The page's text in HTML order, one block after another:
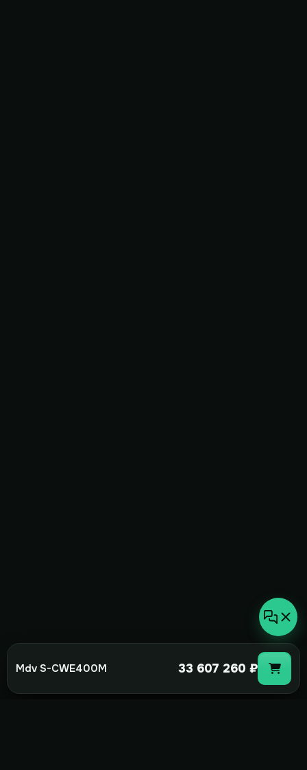
Mdv S-CWE400M 33 607 260 ₽